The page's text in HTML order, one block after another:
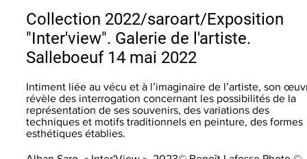
Intiment liée au vécu et à l’imaginaire de l’artiste, son
révèle des interrogation concernant les possibilités de la
représentation de ses souvenirs, des variations des
techniques et motifs traditionnels en peinture, des formes
esthétiques établies.
Collection 2022/saroart/Exposition
"Inter'view". Galerie de l'artiste.
Salleboeuf 14 mai 2022